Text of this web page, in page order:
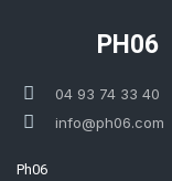
PH06
04 93 74 33 40
info@ph06.com
Ph06